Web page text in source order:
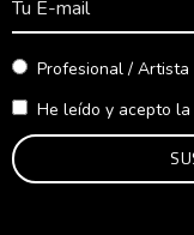
Profesional / Artista
He leído y acepto la